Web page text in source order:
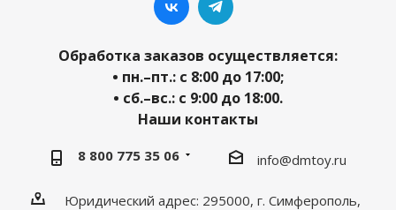
Обработка заказов осуществляется:
• пн.–пт.: с 8:00 до 17:00;
• сб.–вс.: с 9:00 до 18:00.
Наши контакты
8 800 775 35 06 info@dmtoy.ru
Юридический адрес: 295000, г. Симферополь,